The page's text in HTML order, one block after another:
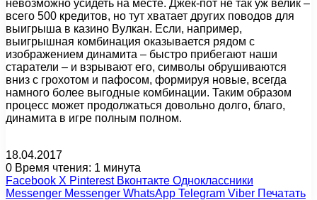
невозможно усидеть на месте. Джек-пот не так уж велик –
всего 500 кредитов, но тут хватает других поводов для
выигрыша в казино Вулкан. Если, например,
выигрышная комбинация оказывается рядом с
изображением динамита – быстро прибегают наши
старатели – и взрывают его, символы обрушиваются
вниз с грохотом и пафосом, формируя новые, всегда
намного более выгодные комбинации. Таким образом
процесс может продолжаться довольно долго, благо,
динамита в игре полным полном.
18.04.2017
0 Время чтения: 1 минута
Facebook X Pinterest Вконтакте Одноклассники
Messenger Messenger WhatsApp Telegram Viber Печатать